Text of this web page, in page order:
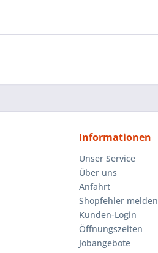
Informationen
Unser Service
Über uns
Anfahrt
Shopfehler melden
Kunden-Login
Öffnungszeiten
Jobangebote